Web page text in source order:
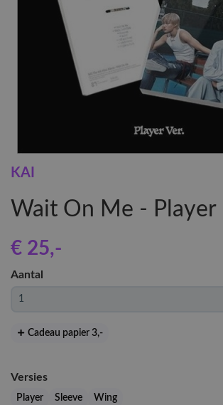
KAI
Wait On Me - Player
€ 25,-
Aantal
Cadeau papier 3,-
Versies
Player Sleeve Wing